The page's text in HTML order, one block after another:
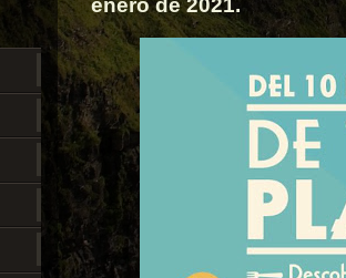
enero de 2021.